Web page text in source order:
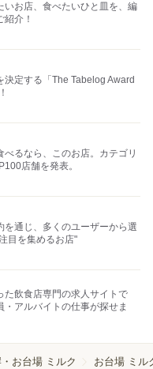
いお店、食べたいひと皿を、編
介！
決定する「The Tabelog Award
べるなら、このお店。カテゴリ
店舗を発表。
を通じ、多くのユーザーから選
目を集めるお店"
た飲食店専門の求人サイトで
・アルバイトの仕事が探せま
お台場 ミルク お台場 ミル